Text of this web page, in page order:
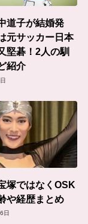
道子が結婚発
元サッカー日本
堅碁！2人の馴
紹介
塚ではなくOSK
や経歴まとめ
日